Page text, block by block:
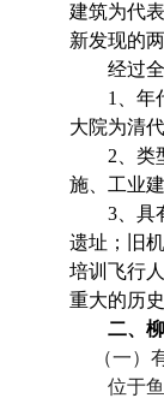
建筑为代
新发现的
经过
1
、
大院为清
2 、
施、工业
3 、
遗址；旧
培训飞行
重大的历史
二、
（一）
位于鱼峰